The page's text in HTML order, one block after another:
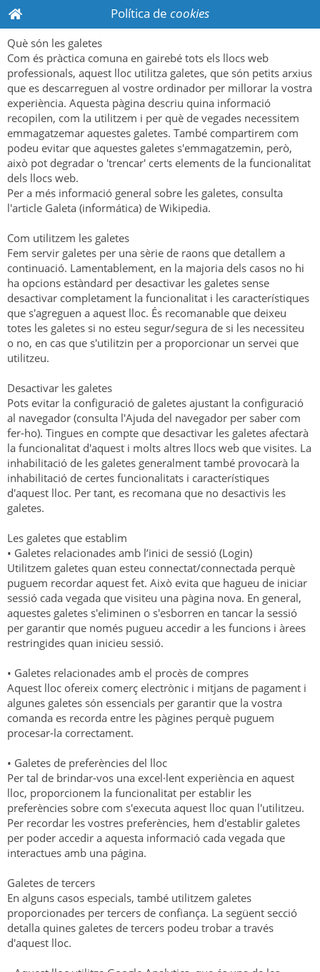
Política de cookies
Què són les galetes
Com és pràctica comuna en gairebé tots els llocs web
professionals, aquest lloc utilitza galetes, que són petits arxius
que es descarreguen al vostre ordinador per millorar la vostra
experiència. Aquesta pàgina descriu quina informació
recopilen, com la utilitzem i per què de vegades necessitem
emmagatzemar aquestes galetes. També compartirem com
podeu evitar que aquestes galetes s'emmagatzemin, però,
això pot degradar o 'trencar' certs elements de la funcionalitat
dels llocs web.
Per a més informació general sobre les galetes, consulta
l'article Galeta (informática) de Wikipedia.
Com utilitzem les galetes
Fem servir galetes per una sèrie de raons que detallem a
continuació. Lamentablement, en la majoria dels casos no hi
ha opcions estàndard per desactivar les galetes sense
desactivar completament la funcionalitat i les característiques
que s'agreguen a aquest lloc. És recomanable que deixeu
totes les galetes si no esteu segur/segura de si les necessiteu
o no, en cas que s'utilitzin per a proporcionar un servei que
utilitzeu.
Desactivar les galetes
Pots evitar la configuració de galetes ajustant la configuració
al navegador (consulta l'Ajuda del navegador per saber com
fer-ho). Tingues en compte que desactivar les galetes afectarà
la funcionalitat d'aquest i molts altres llocs web que visites. La
inhabilitació de les galetes generalment també provocarà la
inhabilitació de certes funcionalitats i característiques
d'aquest lloc. Per tant, es recomana que no desactivis les
galetes.
Les galetes que establim
• Galetes relacionades amb l’inici de sessió (Login)
Utilitzem galetes quan esteu connectat/connectada perquè
puguem recordar aquest fet. Això evita que hagueu de iniciar
sessió cada vegada que visiteu una pàgina nova. En general,
aquestes galetes s'eliminen o s'esborren en tancar la sessió
per garantir que només pugueu accedir a les funcions i àrees
restringides quan inicieu sessió.
• Galetes relacionades amb el procès de compres
Aquest lloc ofereix comerç electrònic i mitjans de pagament i
algunes galetes són essencials per garantir que la vostra
comanda es recorda entre les pàgines perquè puguem
procesar-la correctament.
• Galetes de preferències del lloc
Per tal de brindar-vos una excel·lent experiència en aquest
lloc, proporcionem la funcionalitat per establir les
preferències sobre com s'executa aquest lloc quan l'utilitzeu.
Per recordar les vostres preferències, hem d'establir galetes
per poder accedir a aquesta informació cada vegada que
interactues amb una página.
Galetes de tercers
En alguns casos especials, també utilitzem galetes
proporcionades per tercers de confiança. La següent secció
detalla quines galetes de tercers podeu trobar a través
d'aquest lloc.